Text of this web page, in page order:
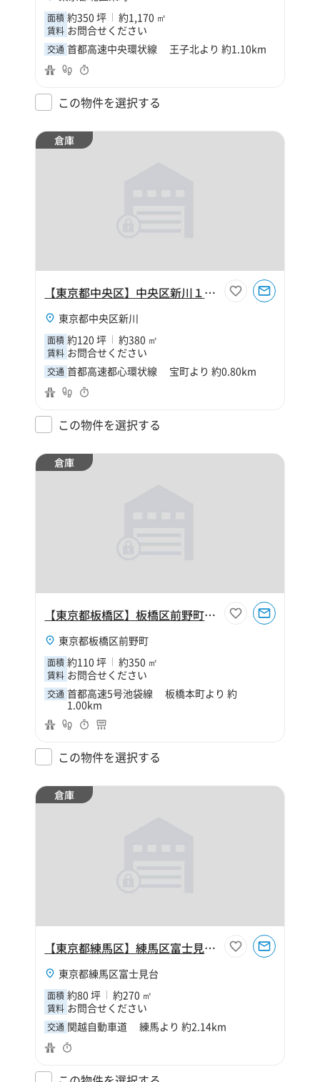
面積 約350 坪 約1,170 ㎡
賃料 お問合せください
交通 首都高速中央環状線 王子北より 約1.10km
この物件を選択する
倉庫
【東京都中央区】中央区新川１丁目120坪倉庫
東京都中央区新川
面積 約120 坪 約380 ㎡
賃料 お問合せください
交通 首都高速都心環状線 宝町より 約0.80km
この物件を選択する
倉庫
【東京都板橋区】板橋区前野町1丁目110坪倉庫
東京都板橋区前野町
面積 約110 坪 約350 ㎡
賃料 お問合せください
交通 首都高速5号池袋線 板橋本町より 約
1.00km
この物件を選択する
倉庫
【東京都練馬区】練馬区富士見台3丁目80坪倉庫
東京都練馬区富士見台
面積 約80 坪 約270 ㎡
賃料 お問合せください
交通 関越自動車道 練馬より 約2.14km